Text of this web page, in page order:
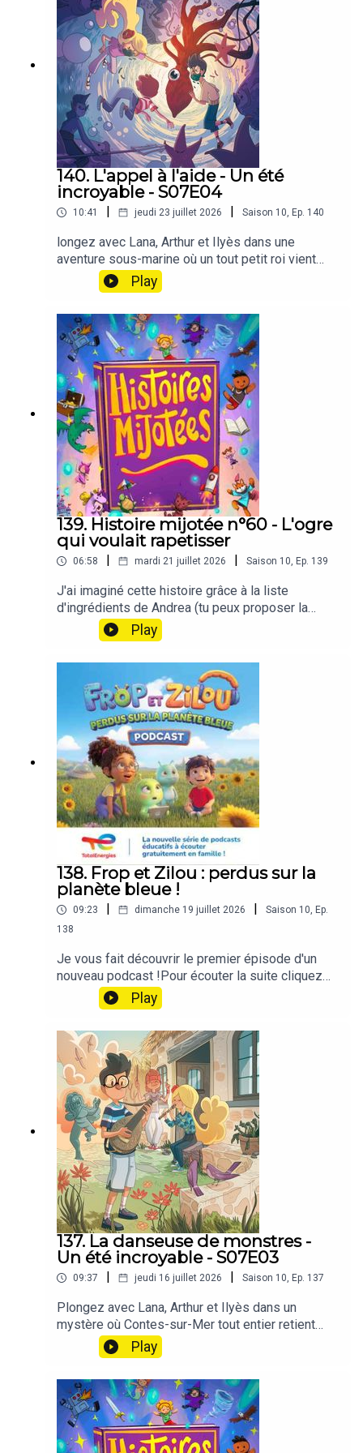
140. L'appel à l'aide - Un été
incroyable - S07E04
10:41 | jeudi 23 juillet 2026 | Saison 10, Ep. 140
longez avec Lana, Arthur et Ilyès dans une
aventure sous-marine où un tout petit roi vient
demander une très grande aide 🌊🧝‍♂️🐙Sur la
plage, Tornado aboie sans relâche contre un
rocher. Dans une minuscule cavité se cache Récif,
roi des elfes des mers, haut de dix centimètres à
peine. Son palais englouti, bâti de coquillages et
de nacre, est attaqué par un kraken gigantesque...
et il est venu chercher du secours. Mais pourquoi
ce monstre des abysses s'acharne-t-il soudain
sur le royaume des elfes ?Un seul moyen de le
savoir, écouter l'histoire !🎯 Parfait pour les 6-10
ans 🌟 Thèmes : mer, elfes, kraken, amitié,
courage, monde sous-marin 🏖️ Histoires du soir
ou après-midi de vacances, ambiance grand large
Play
139. Histoire mijotée n°60 - L'ogre
qui voulait rapetisser
06:58 mardi 21 juillet 2026 Saison 10, Ep. 139
J'ai imaginé cette histoire grâce à la liste
d'ingrédients de Andrea (tu peux proposer la
tienne en cliquant ici).
Play
138. Frop et Zilou : perdus sur la
planète bleue !
09:23 dimanche 19 juillet 2026 Saison 10, Ep.
138
Je vous fait découvrir le premier épisode d'un
nouveau podcast !Pour écouter la suite cliquez
sur le lien suivant :
https://smartlink.ausha.co/perdus-sur-la-planete-
bleue
Play
137. La danseuse de monstres -
Un été incroyable - S07E03
09:37 jeudi 16 juillet 2026 Saison 10, Ep. 137
Plongez avec Lana, Arthur et Ilyès dans un
mystère où Contes-sur-Mer tout entier retient
son souffle 🌲😱🔍Ce matin-là, le village semble
étrangement désert. Depuis la nuit dernière, une
rumeur terrifiante circule : des monstres énormes
et agressifs rôderaient dans la forêt toute proche.
Plus personne n'ose mettre le nez dehors ! En
feuilletant le carnet de Papistoire, les trois amis
tombent alors sur une piste : une mystérieuse
Play